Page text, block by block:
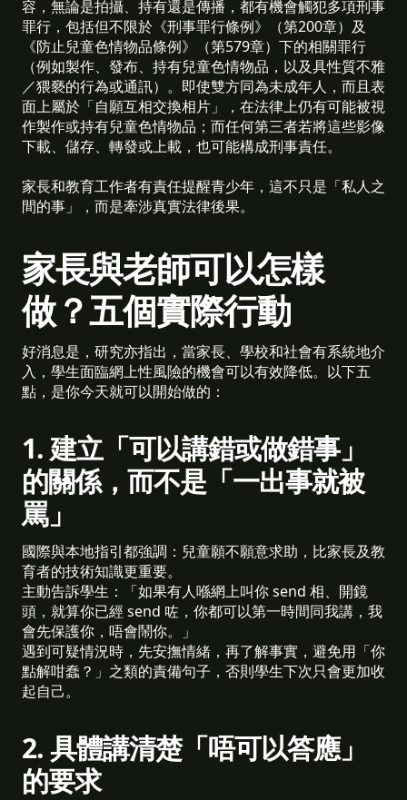
容，無論是拍攝、持有還是傳播，都有機會觸犯多項刑事
罪行，包括但不限於《刑事罪行條例》（第200章）及
《防止兒童色情物品條例》（第579章）下的相關罪行
（例如製作、發布、持有兒童色情物品，以及具性質不雅
／猥褻的行為或通訊）。即使雙方同為未成年人，而且表
面上屬於「自願互相交換相片」，在法律上仍有可能被視
作製作或持有兒童色情物品；而任何第三者若將這些影像
下載、儲存、轉發或上載，也可能構成刑事責任。
家長和教育工作者有責任提醒青少年，這不只是「私人之
間的事」，而是牽涉真實法律後果。
家長與老師可以怎樣
做？五個實際行動
好消息是，研究亦指出，當家長、學校和社會有系統地介
入，學生面臨網上性風險的機會可以有效降低。以下五
點，是你今天就可以開始做的：
1. 建立「可以講錯或做錯事」
的關係，而不是「一出事就被
罵」
國際與本地指引都強調：兒童願不願意求助，比家長及教
育者的技術知識更重要。
主動告訴學生：「如果有人喺網上叫你 send 相、開鏡
頭，就算你已經 send 咗，你都可以第一時間同我講，我
會先保護你，唔會鬧你。」
遇到可疑情況時，先安撫情緒，再了解事實，避免用「你
點解咁蠢？」之類的責備句子，否則學生下次只會更加收
起自己。
2. 具體講清楚「唔可以答應」
的要求